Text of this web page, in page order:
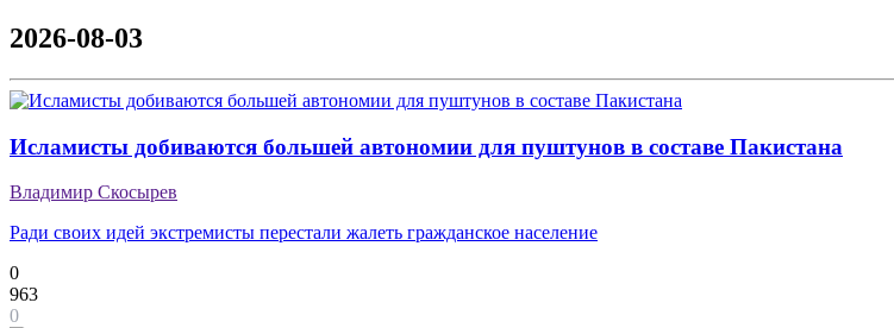
2026-08-03
Исламисты добиваются большей автономии для пуштунов в составе Пакистана
Владимир Скосырев
Ради своих идей экстремисты перестали жалеть гражданское население
0
963
0